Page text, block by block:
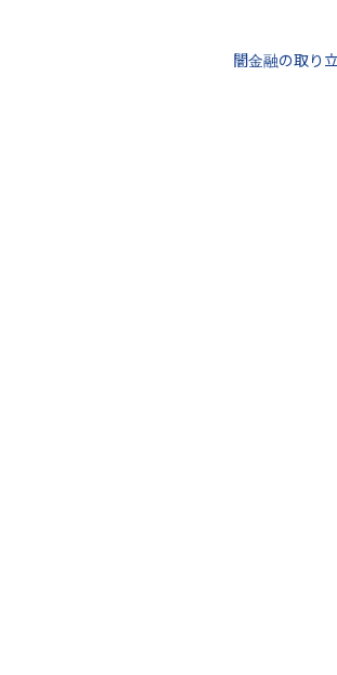
闇金融の取り